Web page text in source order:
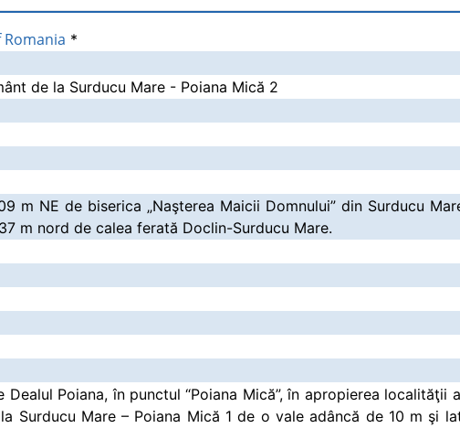
*
de la Surducu Mare - Poiana Mică 2
m NE de biserica „Naşterea Maicii Domnului” din Surducu
m nord de calea ferată Doclin-Surducu Mare.
Dealul Poiana, în punctul “Poiana Mică”, în apropierea localităţii
Surducu Mare – Poiana Mică 1 de o vale adâncă de 10 m şi